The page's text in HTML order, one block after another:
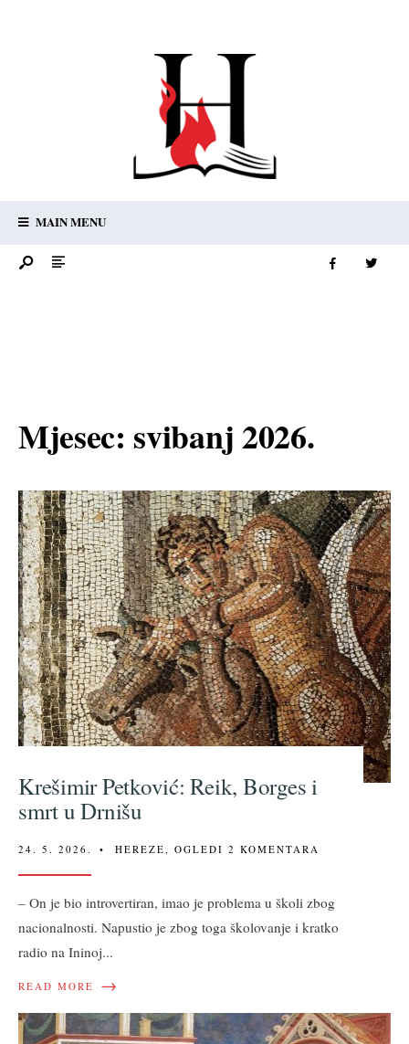
MAIN MENU
Mjesec:svibanj 2026.
Krešimir Petković: Reik, Borges i
smrt u Drnišu
24. 5. 2026. • HEREZE OGLEDI 2 KOMENTARA
– On je bio introvertiran, imao je problema u školi zbog
nacionalnosti. Napustio je zbog toga školovanje i kratko
radio na Ininoj...
READ MORE →